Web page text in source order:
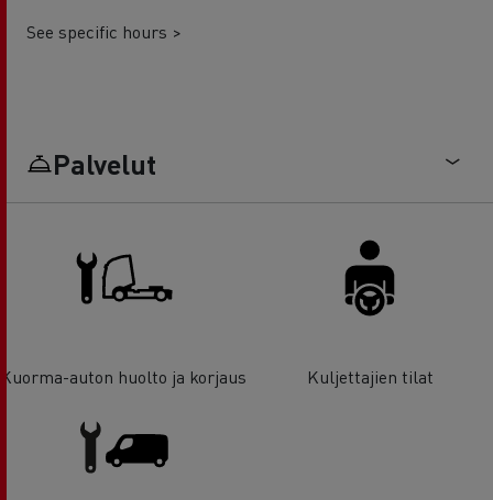
See specific hours >
Palvelut
Kuorma-auton huolto ja korjaus Kuljettajien tilat